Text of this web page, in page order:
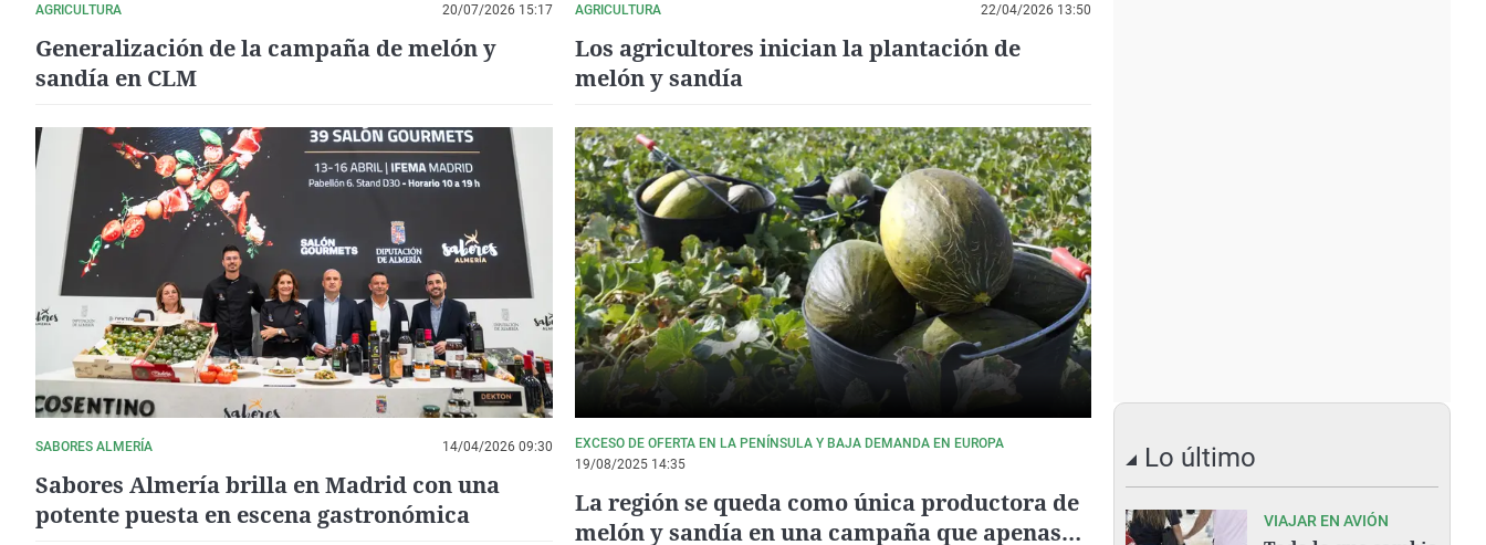
AGRICULTURA 20/07/2026 15:17
Generalización de la campaña de melón y
sandía en CLM
AGRICULTURA 22/04/2026 13:50
Los agricultores inician la plantación de
melón y sandía
SABORES ALMERÍA 14/04/2026 09:30
Sabores Almería brilla en Madrid con una
potente puesta en escena gastronómica
EXCESO DE OFERTA EN LA PENÍNSULA Y BAJA DEMANDA EN EUROPA
19/08/2025 14:35
La región se queda como única productora de
melón y sandía en una campaña que apenas
Lo último
VIAJAR EN AVIÓN